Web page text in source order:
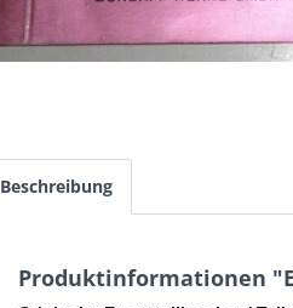
Beschreibung
Produktinformationen